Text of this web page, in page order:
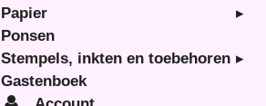
Papier
Ponsen
Stempels, inkten en toebehoren
Gastenboek